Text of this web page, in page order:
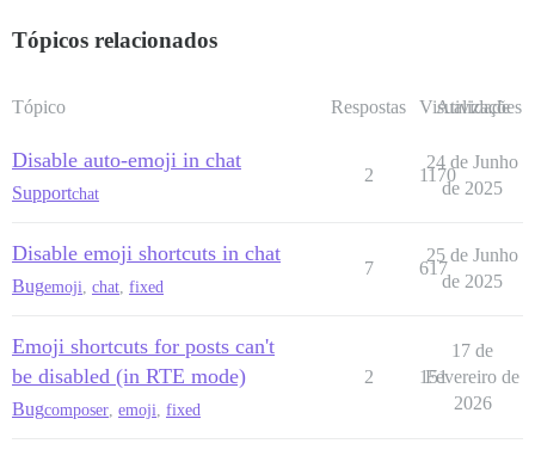
Tópicos relacionados
Tópico Respostas Visualizações
Atividade
Disable auto-emoji in chat
Supportchat
2 1170
24 de Junho
de 2025
Disable emoji shortcuts in chat
Bugemoji chat fixed
7 617
25 de Junho
de 2025
Emoji shortcuts for posts can't
be disabled (in RTE mode)
Bugcomposer emoji fixed
2 151
17 de
Fevereiro de
2026